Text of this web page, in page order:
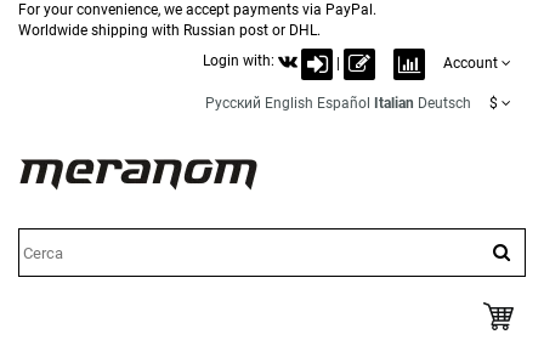
For your convenience, we accept payments via PayPal.
Worldwide shipping with Russian post or DHL.
Login with:
Account
Русский English Español Italian Deutsch $